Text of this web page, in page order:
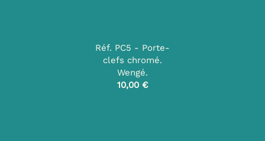
Réf. PC5 - Porte-
clefs chromé.
Wengé.
10,00 €